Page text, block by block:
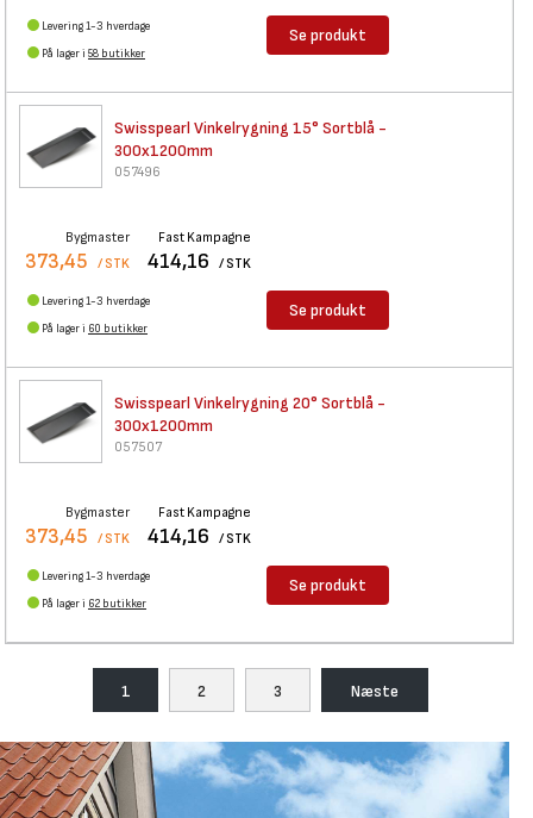
Levering 1-3 hverdage
På lager i 58 butikker
Se produkt
Swisspearl Vinkelrygning 15° Sortblå -
300x1200mm
057496
Bygmaster
373,45 / STK
Fast Kampagne
414,16 / STK
Levering 1-3 hverdage
På lager i 60 butikker
Se produkt
Swisspearl Vinkelrygning 20° Sortblå -
300x1200mm
057507
Bygmaster
373,45 / STK
Fast Kampagne
414,16 / STK
Levering 1-3 hverdage
På lager i 62 butikker
Se produkt
1 2 3 Næste